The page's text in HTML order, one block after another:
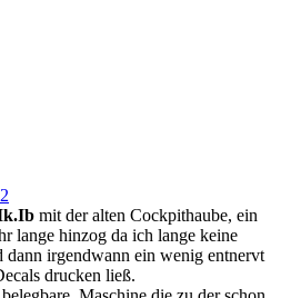
mit der alten Cockpithaube, ein
lange hinzog da ich lange keine
dann irgendwann ein wenig entnervt
drucken ließ.